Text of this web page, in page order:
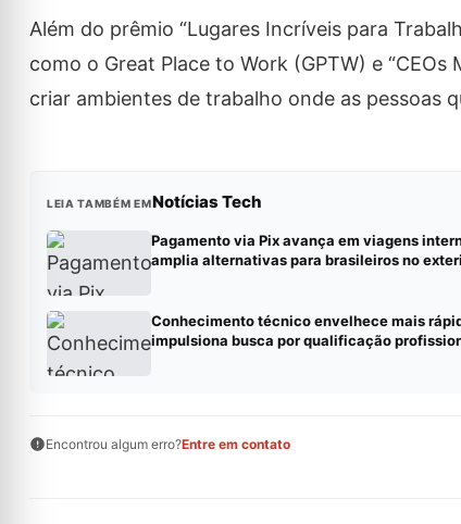
Além do prêmio “Lugares Incríveis para
como o Great Place to Work (GPTW) e
criar ambientes de trabalho onde as pessoas
LEIA TAMBÉM EMNotícias Tech
Pagamento via Pix avança em viagens
amplia alternativas para brasileiros no
Conhecimento técnico envelhece mais
impulsiona busca por qualificação
Encontrou algum erro?Entre em contato